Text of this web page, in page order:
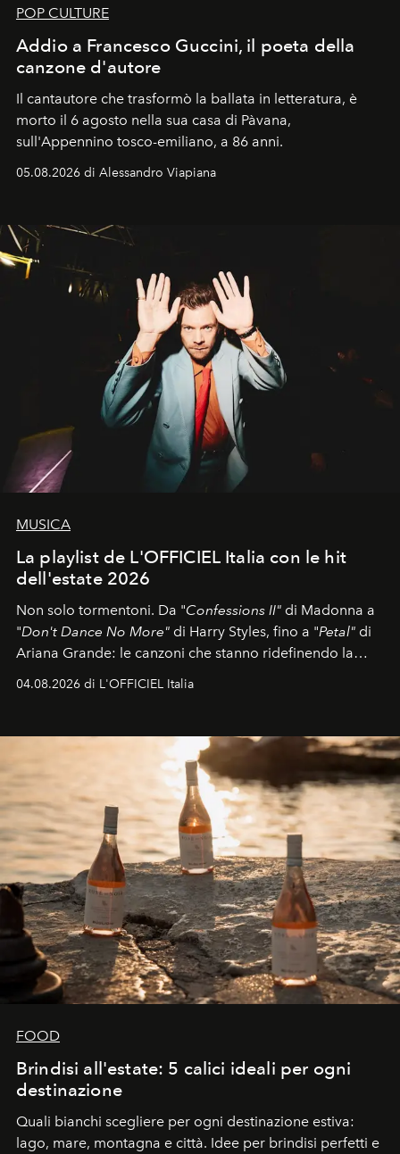
POP CULTURE
Addio a Francesco Guccini, il poeta della
canzone d'autore
Il cantautore che trasformò la ballata in letteratura, è
morto il 6 agosto nella sua casa di Pàvana,
sull'Appennino tosco-emiliano, a 86 anni.
05.08.2026 di Alessandro Viapiana
MUSICA
La playlist de L'OFFICIEL Italia con le hit
dell'estate 2026
Non solo tormentoni. Da "Confessions II" di Madonna a
"Don't Dance No More" di Harry Styles, fino a "Petal" di
Ariana Grande: le canzoni che stanno ridefinendo la
04.08.2026 di L'OFFICIEL Italia
FOOD
Brindisi all'estate: 5 calici ideali per ogni
destinazione
Quali bianchi scegliere per ogni destinazione estiva:
lago, mare, montagna e città. Idee per brindisi perfetti e